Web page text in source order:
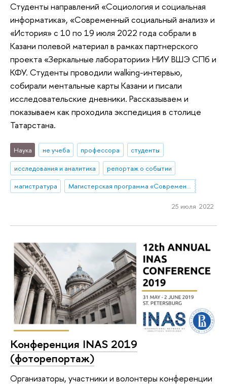
Студенты направлений «Социология и социальная
информатика», «Современный социальный анализ» и
«История» с 10 по 19 июля 2022 года собрали в
Казани полевой материал в рамках партнерского
проекта «Зеркальные лаборатории» НИУ ВШЭ СПб и
КФУ. Студенты проводили walking-интервью,
собирали ментальные карты Казани и писали
исследовательские дневники. Рассказываем и
показываем как проходила экспедиция в столице
Татарстана.
Наука не учеба профессора
студенты
исследования и аналитика
репортаж о событии
магистратура
Магистерская программа «Современный социальный анализ»
25 июля 2022
Конференция INAS 2019
(фоторепортаж)
Организаторы, участники и волонтеры конференции